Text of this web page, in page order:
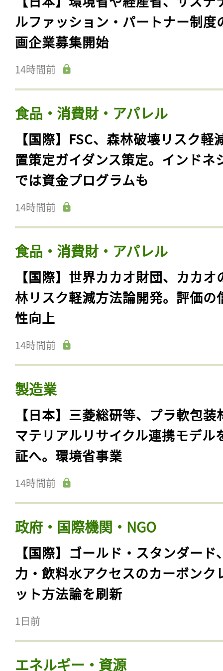
ルファッション・パートナー制度
画企業募集開始
14時間前
食品・消費財・アパレル
【国際】FSC、森林破壊リスク軽
置策定ガイダンス策定。インドネ
では資金プログラムも
14時間前
食品・消費財・アパレル
【国際】世界カカオ財団、カカオ
林リスク軽減方法論開発。評価の
性向上
14時間前
製造業
【日本】三菱総研等、プラ軟包装
マテリアルリサイクル連携モデル
証へ。環境省事業
14時間前
政府・国際機関・NGO
【国際】ゴールド・スタンダード
力・飲料水アクセスのカーボンク
ット方法論を刷新
1日前
エネルギー・資源